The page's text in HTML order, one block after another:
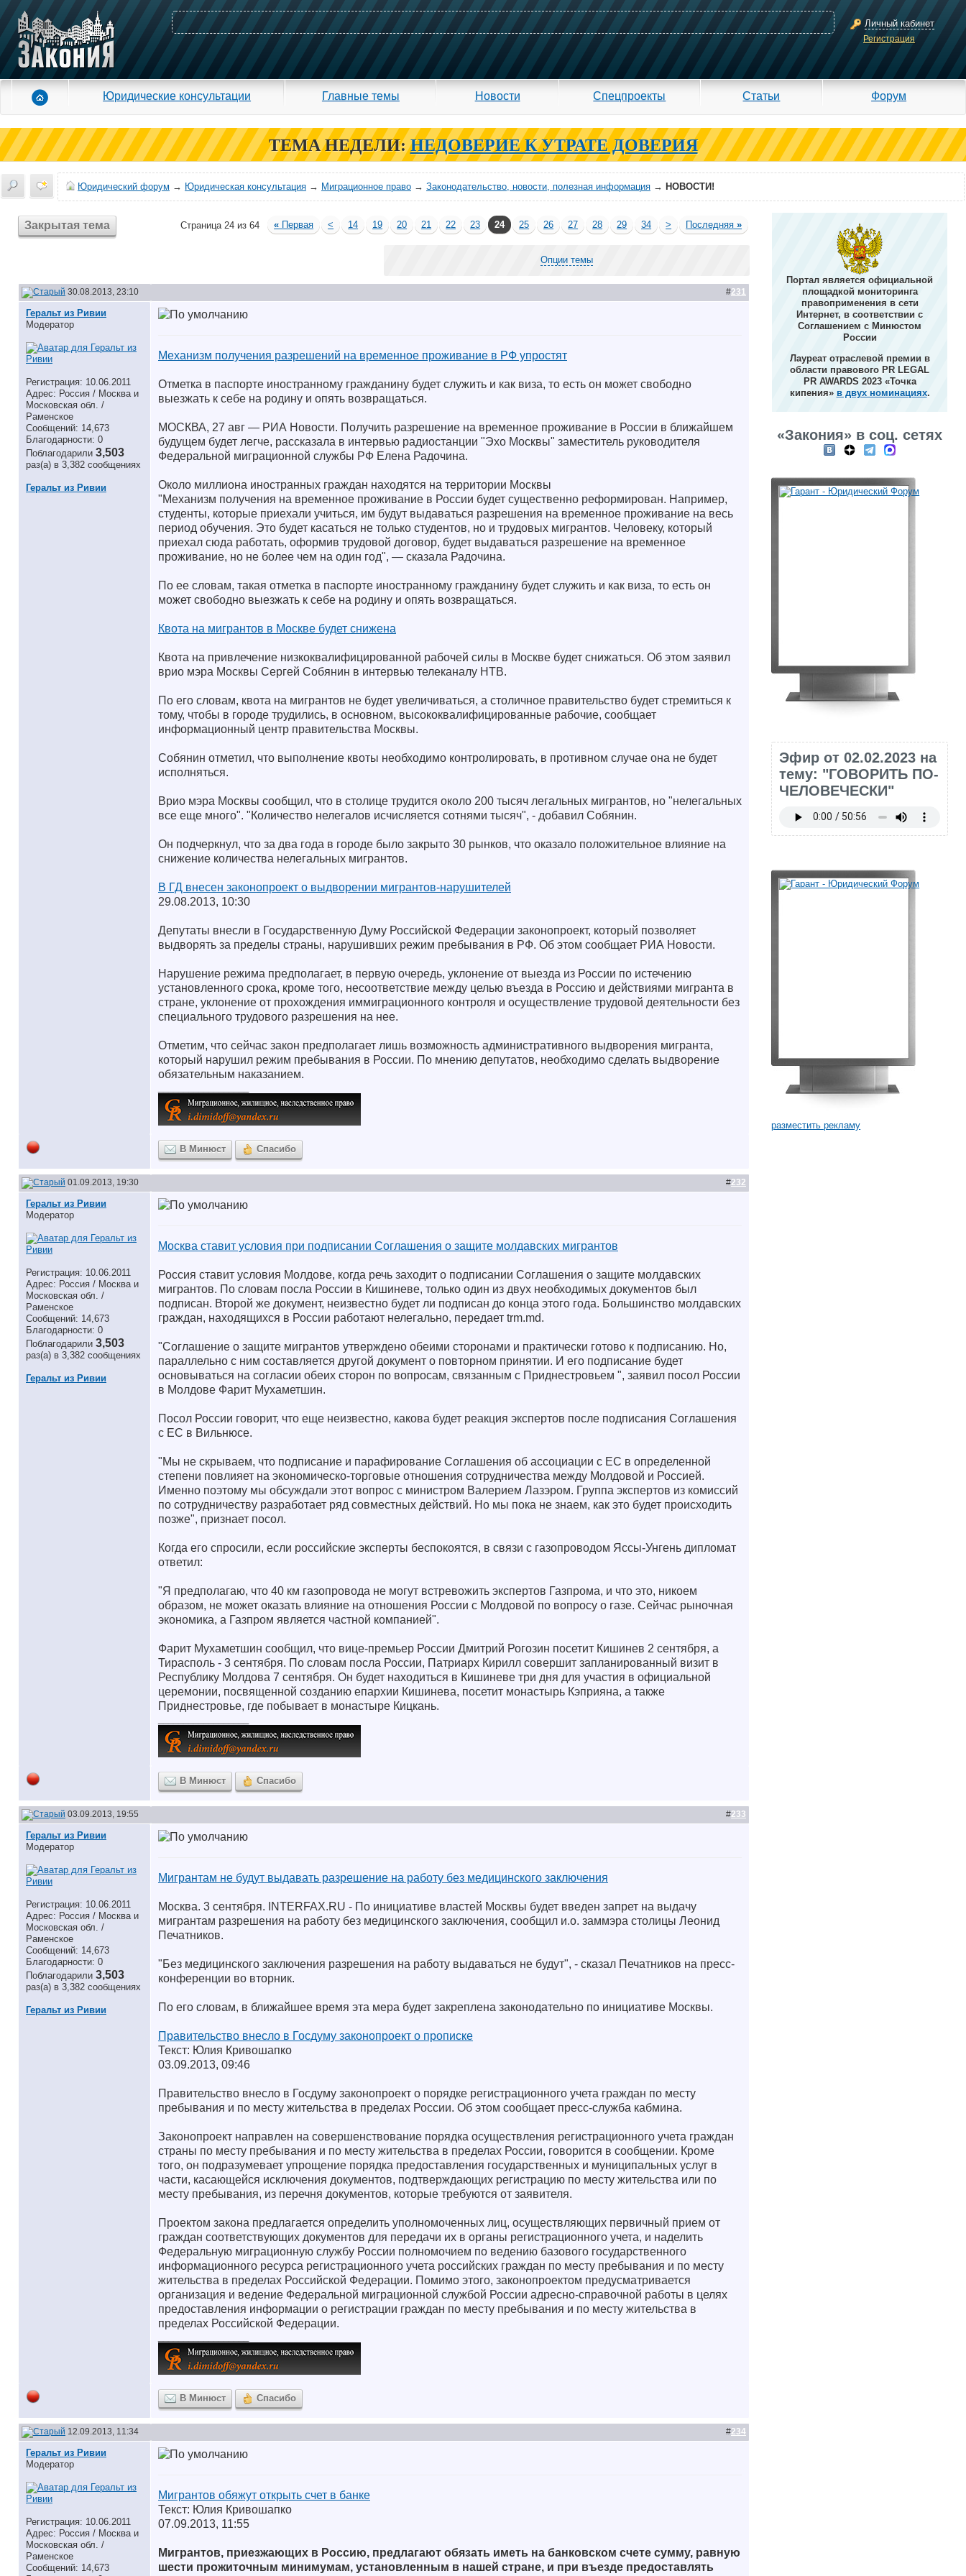
Личный кабинет
Регистрация
Юридические консультации Главные темы Новости Спецпроекты Статьи Форум
ТЕМА НЕДЕЛИ: НЕДОВЕРИЕ К УТРАТЕ ДОВЕРИЯ
Юридический форум → Юридическая консультация → Миграционное право → Законодательство, новости, полезная информация → НОВОСТИ!
Закрытая тема Страница 24 из 64 « Первая < 14 19 20 21 22 23 24 25 26 27 28 29 34 > Последняя»
Опции темы
30.08.2013, 23:10 #231
Геральт из Ривии
Модератор
Регистрация: 10.06.2011
Адрес: Россия / Москва и
Московская обл. /
Раменское
Сообщений: 14,673
Благодарности: 0
Поблагодарили 3,503
раз(а) в 3,382 сообщениях
Геральт из Ривии
Механизм получения разрешений на временное проживание в РФ упростят
Отметка в паспорте иностранному гражданину будет служить и как виза, то есть он может свободно
выезжать к себе на родину и опять возвращаться.
МОСКВА, 27 авг — РИА Новости. Получить разрешение на временное проживание в России в ближайшем
будущем будет легче, рассказала в интервью радиостанции "Эхо Москвы" заместитель руководителя
Федеральной миграционной службы РФ Елена Радочина.
Около миллиона иностранных граждан находятся на территории Москвы
"Механизм получения на временное проживание в России будет существенно реформирован. Например,
студенты, которые приехали учиться, им будут выдаваться разрешения на временное проживание на весь
период обучения. Это будет касаться не только студентов, но и трудовых мигрантов. Человеку, который
приехал сюда работать, оформив трудовой договор, будет выдаваться разрешение на временное
проживание, но не более чем на один год", — сказала Радочина.
По ее словам, такая отметка в паспорте иностранному гражданину будет служить и как виза, то есть он
может свободно выезжать к себе на родину и опять возвращаться.
Квота на мигрантов в Москве будет снижена
Квота на привлечение низкоквалифицированной рабочей силы в Москве будет снижаться. Об этом заявил
врио мэра Москвы Сергей Собянин в интервью телеканалу НТВ.
По его словам, квота на мигрантов не будет увеличиваться, а столичное правительство будет стремиться к
тому, чтобы в городе трудились, в основном, высококвалифицированные рабочие, сообщает
информационный центр правительства Москвы.
Собянин отметил, что выполнение квоты необходимо контролировать, в противном случае она не будет
исполняться.
Врио мэра Москвы сообщил, что в столице трудится около 200 тысяч легальных мигрантов, но "нелегальных
все еще много". "Количество нелегалов исчисляется сотнями тысяч", - добавил Собянин.
Он подчеркнул, что за два года в городе было закрыто 30 рынков, что оказало положительное влияние на
снижение количества нелегальных мигрантов.
В ГД внесен законопроект о выдворении мигрантов-нарушителей
29.08.2013, 10:30
Депутаты внесли в Государственную Думу Российской Федерации законопроект, который позволяет
выдворять за пределы страны, нарушивших режим пребывания в РФ. Об этом сообщает РИА Новости.
Нарушение режима предполагает, в первую очередь, уклонение от выезда из России по истечению
установленного срока, кроме того, несоответствие между целью въезда в Россию и действиями мигранта в
стране, уклонение от прохождения иммиграционного контроля и осуществление трудовой деятельности без
специального трудового разрешения на нее.
Отметим, что сейчас закон предполагает лишь возможность административного выдворения мигранта,
который нарушил режим пребывания в России. По мнению депутатов, необходимо сделать выдворение
обязательным наказанием.
В Минюст Спасибо
01.09.2013, 19:30 #232
Геральт из Ривии
Модератор
Регистрация: 10.06.2011
Адрес: Россия / Москва и
Московская обл. /
Раменское
Сообщений: 14,673
Благодарности: 0
Поблагодарили 3,503
раз(а) в 3,382 сообщениях
Геральт из Ривии
Москва ставит условия при подписании Соглашения о защите молдавских мигрантов
Россия ставит условия Молдове, когда речь заходит о подписании Соглашения о защите молдавских
мигрантов. По словам посла России в Кишиневе, только один из двух необходимых документов был
подписан. Второй же документ, неизвестно будет ли подписан до конца этого года. Большинство молдавских
граждан, находящихся в России работают нелегально, передает trm.md.
"Соглашение о защите мигрантов утверждено обеими сторонами и практически готово к подписанию. Но,
параллельно с ним составляется другой документ о повторном принятии. И его подписание будет
основываться на согласии обеих сторон по вопросам, связанным с Приднестровьем ", заявил посол России
в Молдове Фарит Мухаметшин.
Посол России говорит, что еще неизвестно, какова будет реакция экспертов после подписания Соглашения
с ЕС в Вильнюсе.
"Мы не скрываем, что подписание и парафирование Соглашения об ассоциации с ЕС в определенной
степени повлияет на экономическо-торговые отношения сотрудничества между Молдовой и Россией.
Именно поэтому мы обсуждали этот вопрос с министром Валерием Лазэром. Группа экспертов из комиссий
по сотрудничеству разработает ряд совместных действий. Но мы пока не знаем, как это будет происходить
позже", признает посол.
Когда его спросили, если российские эксперты беспокоятся, в связи с газопроводом Яссы-Унгень дипломат
ответил:
"Я предполагаю, что 40 км газопровода не могут встревожить экспертов Газпрома, и что это, никоем
образом, не может оказать влияние на отношения России с Молдовой по вопросу о газе. Сейчас рыночная
экономика, а Газпром является частной компанией".
Фарит Мухаметшин сообщил, что вице-премьер России Дмитрий Рогозин посетит Кишинев 2 сентября, а
Тирасполь - 3 сентября. По словам посла России, Патриарх Кирилл совершит запланированный визит в
Республику Молдова 7 сентября. Он будет находиться в Кишиневе три дня для участия в официальной
церемонии, посвященной созданию епархии Кишинева, посетит монастырь Кэприяна, а также
Приднестровье, где побывает в монастыре Кицкань.
В Минюст Спасибо
03.09.2013, 19:55 #233
Геральт из Ривии
Модератор
Регистрация: 10.06.2011
Адрес: Россия / Москва и
Московская обл. /
Раменское
Сообщений: 14,673
Благодарности: 0
Поблагодарили 3,503
раз(а) в 3,382 сообщениях
Геральт из Ривии
Мигрантам не будут выдавать разрешение на работу без медицинского заключения
Москва. 3 сентября. INTERFAX.RU - По инициативе властей Москвы будет введен запрет на выдачу
мигрантам разрешения на работу без медицинского заключения, сообщил и.о. заммэра столицы Леонид
Печатников.
"Без медицинского заключения разрешения на работу выдаваться не будут", - сказал Печатников на пресс-
конференции во вторник.
По его словам, в ближайшее время эта мера будет закреплена законодательно по инициативе Москвы.
Правительство внесло в Госдуму законопроект о прописке
Текст: Юлия Кривошапко
03.09.2013, 09:46
Правительство внесло в Госдуму законопроект о порядке регистрационного учета граждан по месту
пребывания и по месту жительства в пределах России. Об этом сообщает пресс-служба кабмина.
Законопроект направлен на совершенствование порядка осуществления регистрационного учета граждан
страны по месту пребывания и по месту жительства в пределах России, говорится в сообщении. Кроме
того, он подразумевает упрощение порядка предоставления государственных и муниципальных услуг в
части, касающейся исключения документов, подтверждающих регистрацию по месту жительства или по
месту пребывания, из перечня документов, которые требуются от заявителя.
Проектом закона предлагается определить уполномоченных лиц, осуществляющих первичный прием от
граждан соответствующих документов для передачи их в органы регистрационного учета, и наделить
Федеральную миграционную службу России полномочием по ведению базового государственного
информационного ресурса регистрационного учета российских граждан по месту пребывания и по месту
жительства в пределах Российской Федерации. Помимо этого, законопроектом предусматривается
организация и ведение Федеральной миграционной службой России адресно-справочной работы в целях
предоставления информации о регистрации граждан по месту пребывания и по месту жительства в
пределах Российской Федерации.
В Минюст Спасибо
12.09.2013, 11:34 #234
Геральт из Ривии
Модератор
Регистрация: 10.06.2011
Адрес: Россия / Москва и
Московская обл. /
Раменское
Сообщений: 14,673
Мигрантов обяжут открыть счет в банке
Текст: Юлия Кривошапко
07.09.2013, 11:55
Мигрантов, приезжающих в Россию, предлагают обязать иметь на банковском счете сумму, равную
шести прожиточным минимумам, установленным в нашей стране, и при въезде предоставлять
Портал является официальной
площадкой мониторинга
правоприменения в сети
Интернет, в соответствии с
Соглашением с Минюстом
России
Лауреат отраслевой премии в
области правового PR LEGAL
PR AWARDS 2023 «Точка
кипения» в двух номинациях.
«Закония» в соц. сетях
Эфир от 02.02.2023 на
тему: "ГОВОРИТЬ ПО-
ЧЕЛОВЕЧЕСКИ"
разместить рекламу